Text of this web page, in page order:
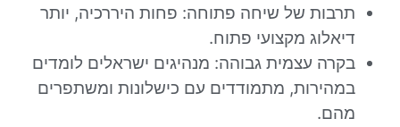
של שיחה פתוחה: פחות היררכיה, יותר
מקצועי פתוח.
עצמית גבוהה: מנהיגים ישראלים לומדים
מתמודדים עם כישלונות ומשתפרים